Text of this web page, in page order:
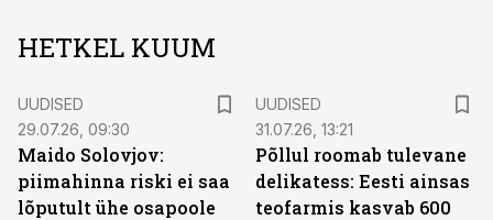
HETKEL KUUM
UUDISED
29.07.26, 09:30
Maido Solovjov:
piimahinna riski ei saa
lõputult ühe osapoole
UUDISED
31.07.26, 13:21
Põllul roomab tulevane
delikatess: Eesti ainsas
teofarmis kasvab 600